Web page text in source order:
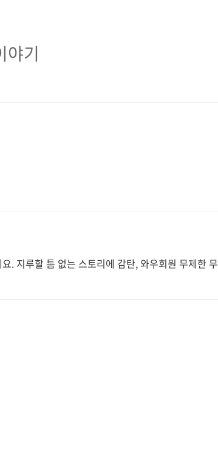
야기
. 지루할 틈 없는 스토리에 감탄, 와우회원 무제한 무